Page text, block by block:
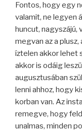
Fontos, hogy egy
valamit, ne legyen
huncut, nagyszájú,
megvan az a plusz,
íztelen akkor lehet
akkor is odáig
augusztusában
lenni ahhoz, hogy
korban van. Az
remegve, hogy
unalmas, minden